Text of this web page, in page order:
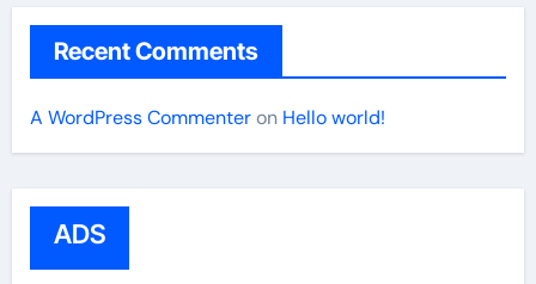
Recent Comments
A WordPress Commenteron Hello world!
ADS